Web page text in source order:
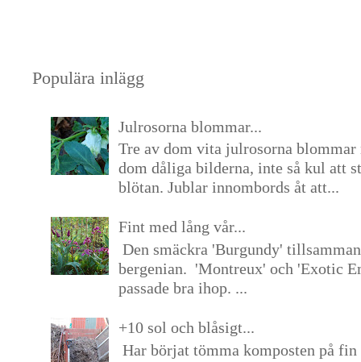
Populära inlägg
Julrosorna blommar...
Tre av dom vita julrosorna blommar
dom dåliga bilderna, inte så kul att
blötan. Jublar innombords åt att...
Fint med lång vår...
Den smäckra 'Burgundy'
bergenian. 'Montreux' och 'Exotic
passade bra ihop. ...
+10 sol och blåsigt...
Har börjat tömma komposten på